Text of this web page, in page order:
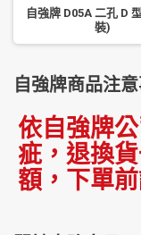
自強牌 D05A 二孔 D
裝)
自強牌商品注意
依自強牌
疵，退換
額，下單